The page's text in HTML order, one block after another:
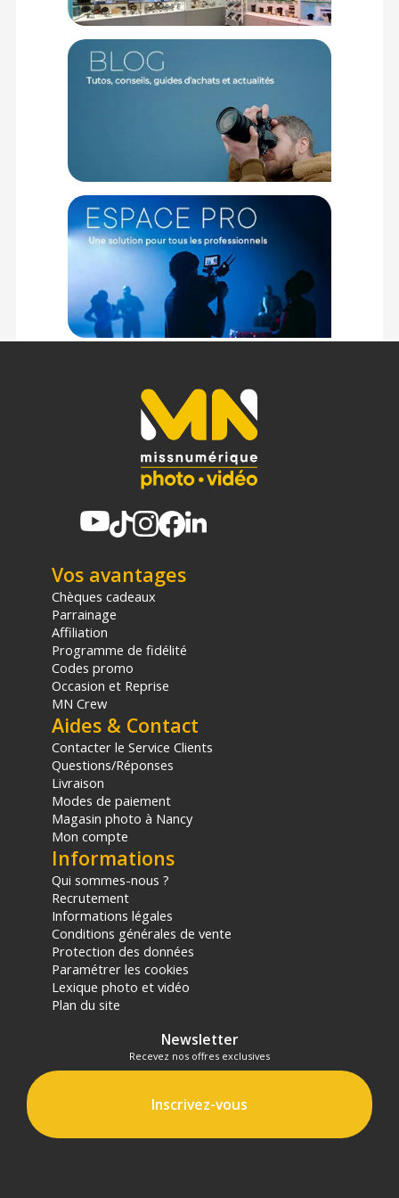
accessoires - Achat et prix :
(1) Nombre de points Fidélité estimés, hors remises au panier, basé
Vos avantages
Chèques cadeaux
Parrainage
Affiliation
Programme de fidélité
Codes promo
Occasion et Reprise
MN Crew
Aides & Contact
Contacter le Service Clients
Questions/Réponses
Livraison
Modes de paiement
Magasin photo à Nancy
Mon compte
Informations
Qui sommes-nous ?
Recrutement
Informations légales
Conditions générales de vente
Protection des données
Paramétrer les cookies
Lexique photo et vidéo
Plan du site
Newsletter
Recevez nos offres exclusives
Inscrivez-vous